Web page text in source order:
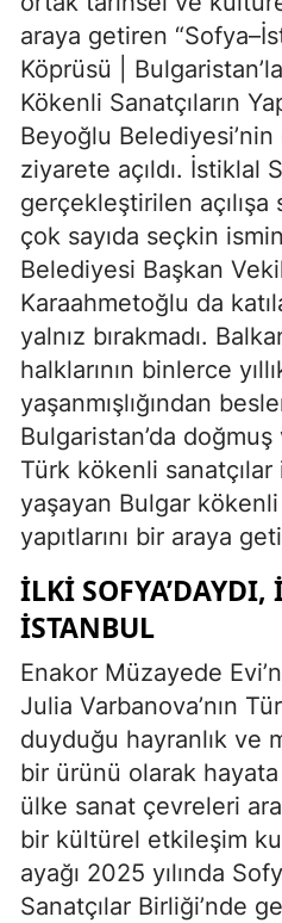
araya getiren
Köprüsü |
Kökenli Sanatçıların
Beyoğlu
ziyarete açıldı. İstiklal
gerçekleştirilen açılışa
çok sayıda seçkin
Belediyesi Başkan
Karaahmetoğlu da
yalnız bırakmadı.
halklarının binlerce
yaşanmışlığından
Bulgaristan’da
Türk kökenli sanatçılar
yaşayan Bulgar kökenli
yapıtlarını bir araya
İLKİ
İSTANBUL
Enakor Müzayede
Julia Varbanova’nın
duyduğu hayranlık ve
bir ürünü olarak
ülke sanat çevreleri
bir kültürel etkileşim
ayağı 2025 yılında
Sanatçılar Birliği’nde